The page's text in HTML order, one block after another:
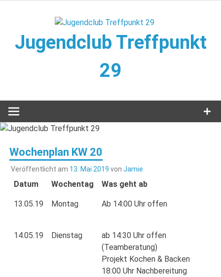
Jugendclub Treffpunkt
29
Wochenplan KW 20
Veröffentlicht am 13. Mai 2019 von Jamie
Datum Wochentag Was geht ab
13.05.19 Montag Ab 14:00 Uhr offen
14.05.19 Dienstag
ab 14:30 Uhr offen
(Teamberatung)
Projekt Kochen & Backen
18:00 Uhr Nachbereitung